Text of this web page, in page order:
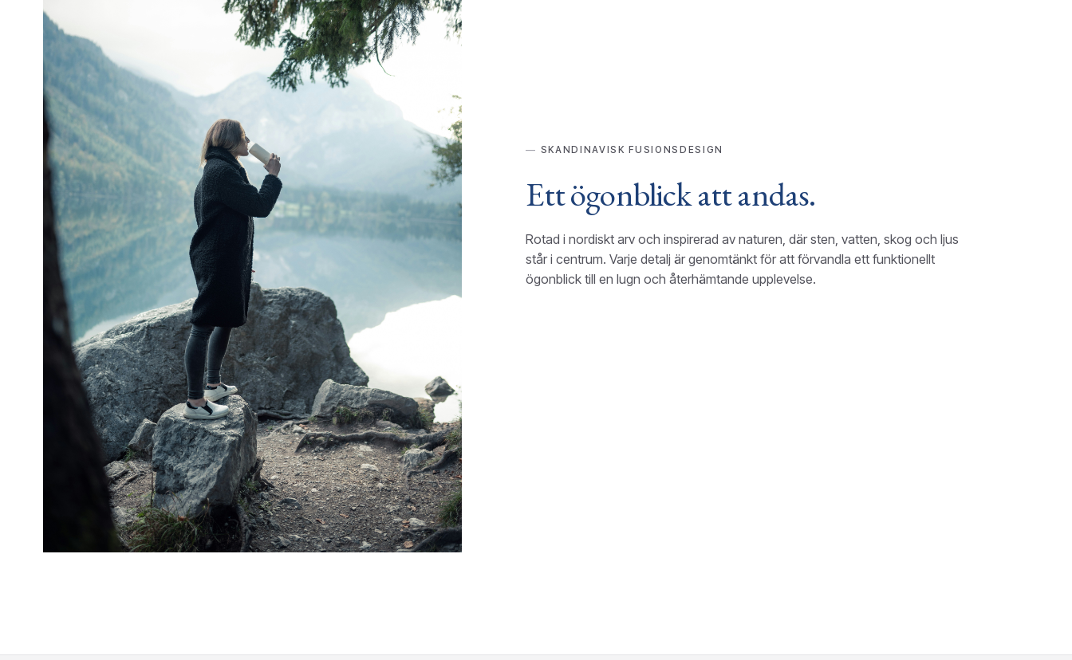
SKANDINAVISK FUSIONSDESIGN
Ett ögonblick att andas.
Rotad i nordiskt arv och inspirerad av naturen, där sten, vatten, skog och ljus
står i centrum. Varje detalj är genomtänkt för att förvandla ett funktionellt
ögonblick till en lugn och återhämtande upplevelse.